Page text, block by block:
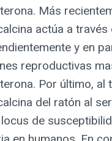
Más
actúa a
y en
reproductivas
Por último, al
del ratón al
de